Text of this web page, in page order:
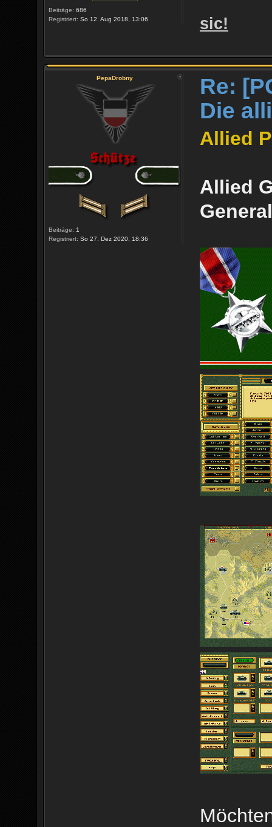
Beiträge: 686
Registriert: So 12. Aug 2018, 13:06 sic!
PepaDrobny
Beiträge: 1
Registriert: So 27. Dez 2020, 18:36
Re:
Die
Allied
Allied
General